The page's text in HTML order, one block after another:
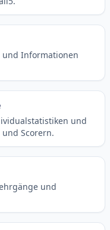
und Informationen
und
Scorern.
und